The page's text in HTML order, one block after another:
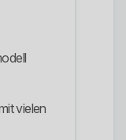
vielen